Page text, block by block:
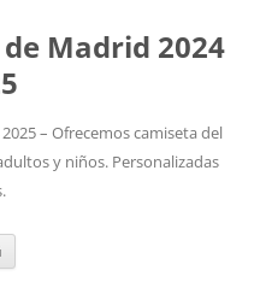
Madrid 2024
– Ofrecemos camiseta del
y niños. Personalizadas